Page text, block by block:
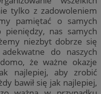
tylko z zadowoleniem
pamiętać o samych
nas samych
niezbyt dobrze się
do naszych
że ważne okazje
najlepiej, aby zrobić
bawił się jak najlepiej,